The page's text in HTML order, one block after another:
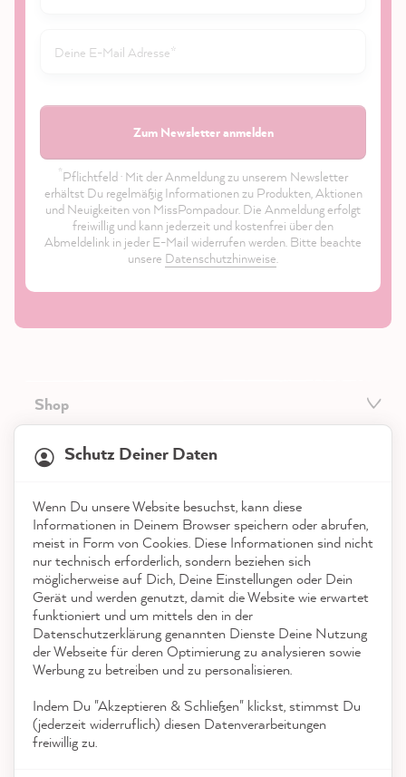
Zum Newsletter anmelden
*Pflichtfeld · Mit der Anmeldung zu unserem Newsletter
erhältst Du regelmäßig Informationen zu Produkten, Aktionen
und Neuigkeiten von MissPompadour. Die Anmeldung erfolgt
freiwillig und kann jederzeit und kostenfrei über den
Abmeldelink in jeder E-Mail widerrufen werden. Bitte beachte
unsere Datenschutzhinweise.
Shop
Service
Kontakt
App herunterladen
Auszeichnungen
Social Media
Schutz Deiner Daten
Wenn Du unsere Website besuchst, kann diese
Informationen in Deinem Browser speichern oder abrufen,
meist in Form von Cookies. Diese Informationen sind nicht
nur technisch erforderlich, sondern beziehen sich
möglicherweise auf Dich, Deine Einstellungen oder Dein
Gerät und werden genutzt, damit die Website wie erwartet
funktioniert und um mittels den in der
Datenschutzerklärung genannten Dienste Deine Nutzung
der Webseite für deren Optimierung zu analysieren sowie
Werbung zu betreiben und zu personalisieren.
Indem Du "Akzeptieren & Schließen" klickst, stimmst Du
(jederzeit widerruflich) diesen Datenverarbeitungen
freiwillig zu.
reviews-io
Anonym
Verifizierter Kunde
Die Farbkarten eignen sich hervorragend, um
einen ersten Eindruck zu bekommen, wie die
Farbe im eigenen Zuhause wirkt.
Twitter
Facebook